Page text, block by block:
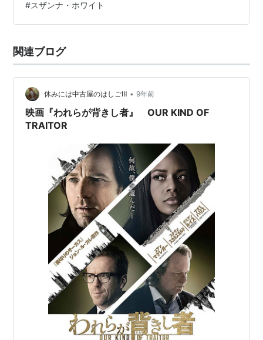
たことが分かってくる。 しかし身の危険を感じる状況だ
ったにもかかわらず、マフィアの男は何事もないかのよ
心臓だ。だがそうやって普段通りの姿を見せ…
#スザンナ・ホワイト
関連ブログ
休みには中古屋のはしごⅢ • 9年前
映画『われらが背きし者』 OUR KIND OF
TRAITOR